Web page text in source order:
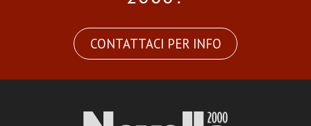
CONTATTACI PER INFO